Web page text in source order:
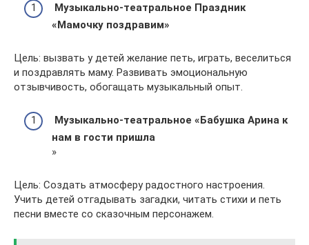
Музыкально-театральное Праздник
«Мамочку поздравим»
Цель: вызвать у детей желание петь, играть, веселиться
и поздравлять маму. Развивать эмоциональную
отзывчивость, обогащать музыкальный опыт.
Музыкально-театральное «Бабушка Арина к
нам в гости пришла
»
Цель: Создать атмосферу радостного настроения.
Учить детей отгадывать загадки, читать стихи и петь
песни вместе со сказочным персонажем.